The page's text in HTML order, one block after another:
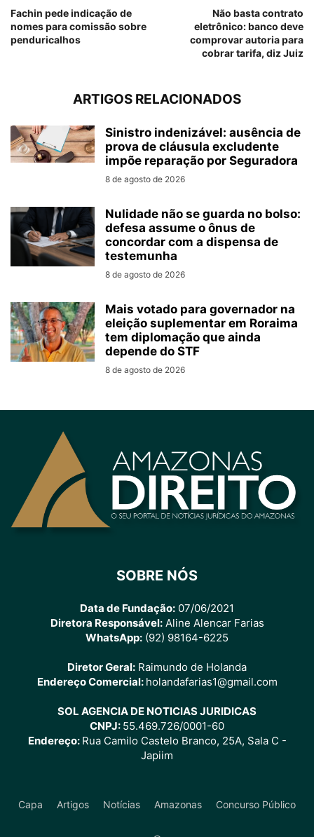
Fachin pede indicação de
nomes para comissão sobre
penduricalhos
Não basta contrato
eletrônico: banco deve
comprovar autoria para
cobrar tarifa, diz Juiz
ARTIGOS RELACIONADOS
Sinistro indenizável: ausência de
prova de cláusula excludente
impõe reparação por Seguradora
8 de agosto de 2026
Nulidade não se guarda no bolso:
defesa assume o ônus de
concordar com a dispensa de
testemunha
8 de agosto de 2026
Mais votado para governador na
eleição suplementar em Roraima
tem diplomação que ainda
depende do STF
8 de agosto de 2026
SOBRE NÓS
Data de Fundação: 07/06/2021
Diretora Responsável:Aline Alencar Farias
WhatsApp: (92) 98164-6225
Diretor Geral: Raimundo de Holanda
Endereço Comercial: holandafarias1@gmail.com
SOL AGENCIA DE NOTICIAS JURIDICAS
CNPJ: 55.469.726/0001-60
Endereço: Rua Camilo Castelo Branco, 25A, Sala C -
Japiim
Capa Artigos Notícias Amazonas Concurso Público